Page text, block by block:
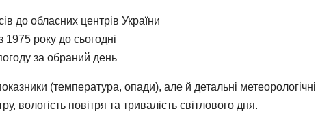
до обласних центрів України
року до сьогодні
за обраний день
(температура, опади), але й детальні метеорологічні
вологість повітря та тривалість світлового дня.